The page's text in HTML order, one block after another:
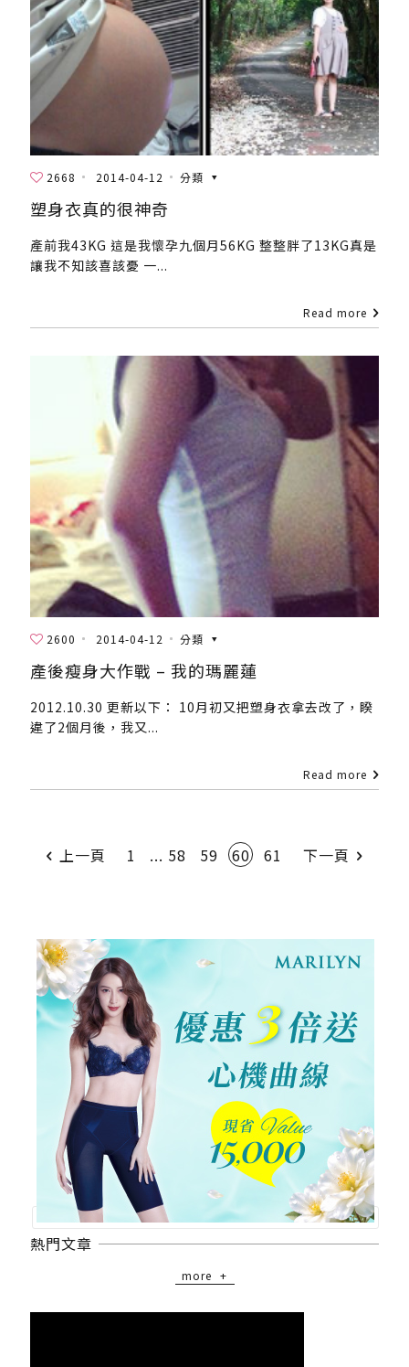
2668 2014-04-12 分類
塑身衣真的很神奇
產前我43KG 這是我懷孕九個月56KG 整整胖了13KG真是
讓我不知該喜該憂 一...
Read more
2600 2014-04-12 分類
產後瘦身大作戰 – 我的瑪麗蓮
2012.10.30 更新以下： 10月初又把塑身衣拿去改了，睽
違了2個月後，我又...
Read more
上一頁 1 ... 58 59 60 61 下一頁
熱門文章
more